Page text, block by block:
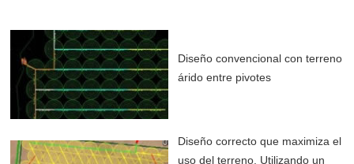
Diseño convencional con terreno
árido entre pivotes
Diseño correcto que maximiza el
uso del terreno. Utilizando un